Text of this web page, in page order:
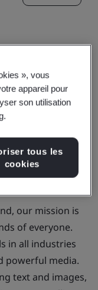
Kong
animated
our mission is
of everyone.
in all industries
powerful media.
text and images,
», vous
appareil pour
son utilisation
tous les
cookies